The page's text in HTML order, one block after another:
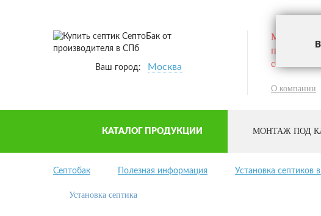
Ваш город: Москва
Мы
пн-пт
сб-вс 10:00
О компании
КАТАЛОГ ПРОДУКЦИИ МОНТАЖ ПОД
Септобак Полезная информация Установка септиков
Установка септика